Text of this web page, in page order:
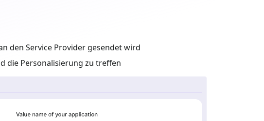
den Service Provider gesendet wird
die Personalisierung zu treffen